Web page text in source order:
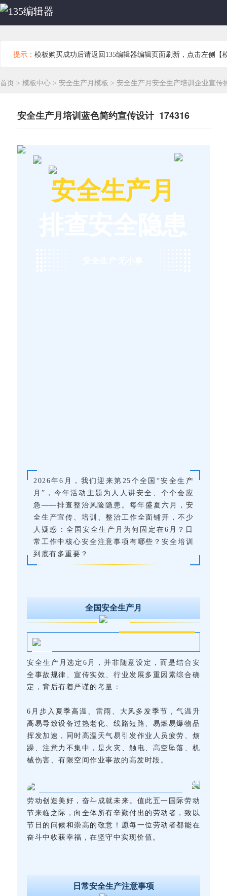
提示： 模板购买成功后请返回135编辑器编辑页面刷新，点击左侧【
首页 > 模板中心 > 安全生产月模板 > 安全生产月安全生产培训企业宣传
安全生产月培训蓝色简约宣传设计 174316
安全生产月
2026年6月，我们迎来第25个全国“安全生产
月”，今年活动主题为人人讲安全、个个会应
急——排查整治风险隐患。每年盛夏六月，安
全生产宣传、培训、整治工作全面铺开，不少
人疑惑：全国安全生产月为何固定在6月？日
常工作中核心安全注意事项有哪些？安全培训
到底有多重要？
全国安全生产月
安全生产月选定6月，并非随意设定，而是结合安
全事故规律、宣传实效、行业发展多重因素综合确
定，背后有着严谨的考量：
6月步入夏季高温、雷雨、大风多发季节，气温升
高易导致设备过热老化、线路短路、易燃易爆物品
挥发加速，同时高温天气易引发作业人员疲劳、烦
躁、注意力不集中，是火灾、触电、高空坠落、机
械伤害、有限空间作业事故的高发时段。
劳动创造美好，奋斗成就未来。值此五一国际劳动
节来临之际，向全体所有辛勤付出的劳动者，致以
节日的问候和崇高的敬意！愿每一位劳动者都能在
奋斗中收获幸福，在坚守中实现价值。
日常安全生产注意事项